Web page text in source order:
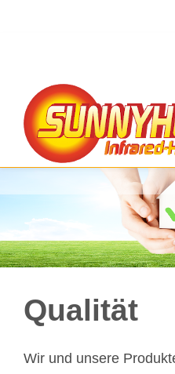
Qualität
Wir und unsere